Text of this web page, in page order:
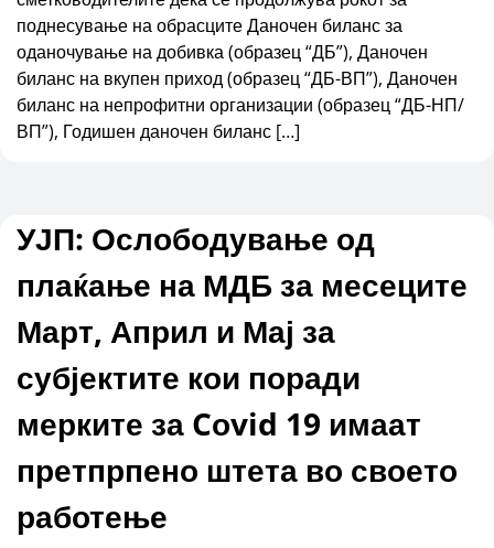
поднесување на обрасците Даночен биланс за
оданочување на добивка (образец “ДБ”), Даночен
биланс на вкупен приход (образец “ДБ-ВП”), Даночен
биланс на непрофитни организации (образец “ДБ-НП/
ВП”), Годишeн даночен биланс […]
УЈП: Ослободување од
плаќање на МДБ за месеците
Март, Април и Мај за
субјектите кои поради
мерките за Cоvid 19 имаат
претпрпено штета во своето
работење